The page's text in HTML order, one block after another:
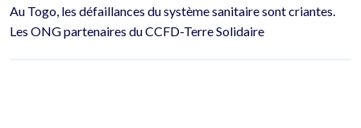
Au Togo, les défaillances du système sanitaire sont criantes.
Les ONG partenaires du CCFD-Terre Solidaire